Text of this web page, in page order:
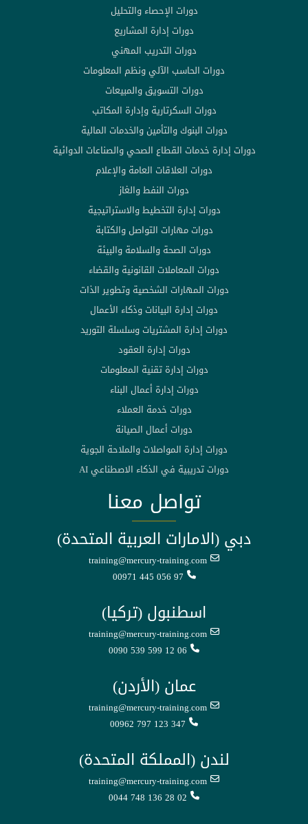
دورات الإحصاء والتحليل
دورات إدارة المشاريع
دورات التدريب المهني
دورات الحاسب الآلي ونظم المعلومات
دورات التسويق والمبيعات
دورات السكرتارية وإدارة المكاتب
دورات البنوك والتأمين والخدمات المالية
دورات إدارة خدمات القطاع الصحي والصناعات الدوائية
دورات العلاقات العامة والإعلام
دورات النفط والغاز
دورات إدارة التخطيط والاستراتيجية
دورات مهارات التواصل والكتابة
دورات الصحة والسلامة والبيئة
دورات المعاملات القانونية والقضاء
دورات المهارات الشخصية وتطوير الذات
دورات إدارة البيانات وذكاء الأعمال
دورات إدارة المشتريات وسلسلة التوريد
دورات إدارة العقود
دورات إدارة تقنية المعلومات
دورات إدارة أعمال البناء
دورات خدمة العملاء
دورات أعمال الصيانة
دورات إدارة المواصلات والملاحة الجوية
دورات تدريبية في الذكاء الاصطناعي AI
تواصل معنا
دبي (الامارات العربية المتحدة)
training@mercury-training.com
00971 445 056 97
اسطنبول (تركيا)
training@mercury-training.com
0090 539 599 12 06
عمان (الأردن)
training@mercury-training.com
00962 797 123 347
لندن (المملكة المتحدة)
training@mercury-training.com
0044 748 136 28 02